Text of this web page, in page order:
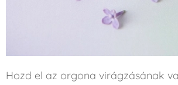
Hozd el az orgona virágzásának